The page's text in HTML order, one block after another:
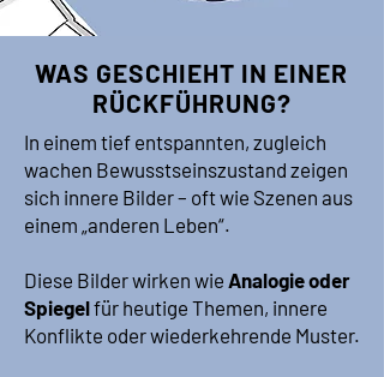
WAS GESCHIEHT IN EINER
RÜCKFÜHRUNG?
In einem tief entspannten, zugleich
wachen Bewusstseinszustand zeigen
sich innere Bilder – oft wie Szenen aus
einem „anderen Leben“.
Diese Bilder wirken wie Analogie oder
Spiegelfür heutige Themen, innere
Konflikte oder wiederkehrende Muster.